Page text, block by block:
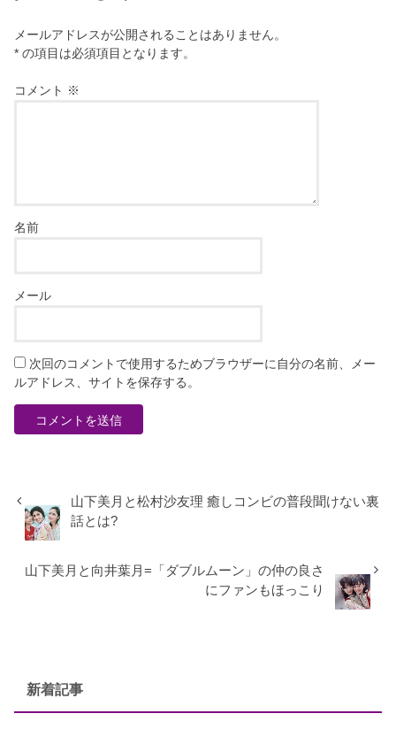
メールアドレスが公開されることはありません。
* の項目は必須項目となります。
コメント ※
名前
メール
次回のコメントで使用するためブラウザーに自分の名前、メー
ルアドレス、サイトを保存する。
山下美月と松村沙友理 癒しコンビの普段聞けない裏
話とは?
山下美月と向井葉月=「ダブルムーン」の仲の良さ
にファンもほっこり
新着記事